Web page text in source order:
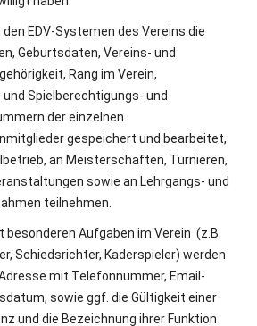
den EDV-Systemen des Vereins die
Geburtsdaten, Vereins- und
Rang im Verein,
Spielberechtigungs- und
der einzelnen
gespeichert und bearbeitet,
an Meisterschaften, Turnieren,
sowie an Lehrgangs- und
teilnehmen.
besonderen Aufgaben im Verein (z.B.
Schiedsrichter, Kaderspieler) werden
mit Telefonnummer, Email-
sowie ggf. die Gültigkeit einer
und die Bezeichnung ihrer Funktion